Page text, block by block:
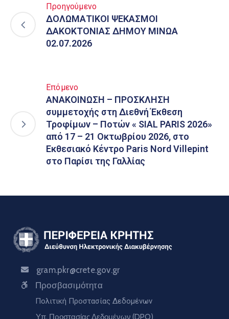
Προηγούμενο
ΔΟΛΩΜΑΤΙΚΟΙ ΨΕΚΑΣΜΟΙ
ΔΑΚΟΚΤΟΝΙΑΣ ΔΗΜΟΥ ΜΙΝΩΑ
02.07.2026
Επόμενο
ΑΝΑΚΟΙΝΩΣΗ – ΠΡΟΣΚΛΗΣΗ
συμμετοχής στη Διεθνή Έκθεση
Τροφίμων – Ποτών « SIAL PARIS 2026»
από 17 – 21 Οκτωβρίου 2026, στο
Εκθεσιακό Κέντρο Paris Nord Villepint
στο Παρίσι της Γαλλίας
gram.pkr@crete.gov.gr
Προσβασιμότητα
Πολιτική Προστασίας Δεδομένων
Υπ. Προστασίας Δεδομένων (DPO)